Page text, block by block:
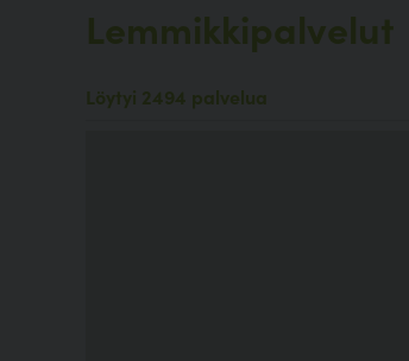
Lemmikkipalvelut
Löytyi 2494 palvelua